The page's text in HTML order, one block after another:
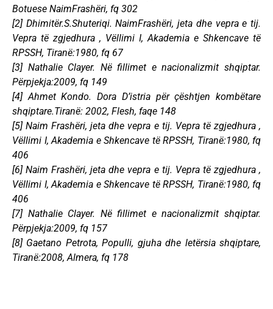
Botuese NaimFrashëri, fq 302
[2] Dhimitër.S.Shuteriqi. NaimFrashëri, jeta dhe vepra e tij.
Vepra të zgjedhura , Vëllimi I, Akademia e Shkencave të
RPSSH, Tiranë:1980, fq 67
[3] Nathalie Clayer. Në fillimet e nacionalizmit shqiptar.
Përpjekja:2009, fq 149
[4] Ahmet Kondo. Dora D’istria për çështjen kombëtare
shqiptare.Tiranë: 2002, Flesh, faqe 148
[5] Naim Frashëri, jeta dhe vepra e tij. Vepra të zgjedhura ,
Vëllimi I, Akademia e Shkencave të RPSSH, Tiranë:1980, fq
406
[6] Naim Frashëri, jeta dhe vepra e tij. Vepra të zgjedhura ,
Vëllimi I, Akademia e Shkencave të RPSSH, Tiranë:1980, fq
406
[7] Nathalie Clayer. Në fillimet e nacionalizmit shqiptar.
Përpjekja:2009, fq 157
[8] Gaetano Petrota, Populli, gjuha dhe letërsia shqiptare,
Tiranë:2008, Almera, fq 178